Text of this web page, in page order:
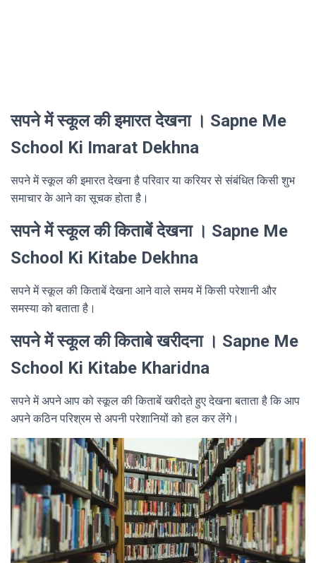
सपने में स्कूल की इमारत देखना । Sapne Me
School Ki Imarat Dekhna
सपने में स्कूल की इमारत देखना है परिवार या करियर से संबंधित किसी शुभ
समाचार के आने का सूचक होता है।
सपने में स्कूल की किताबें देखना । Sapne Me
School Ki Kitabe Dekhna
सपने में स्कूल की किताबें देखना आने वाले समय में किसी परेशानी और
समस्या को बताता है।
सपने में स्कूल की किताबे खरीदना । Sapne Me
School Ki Kitabe Kharidna
सपने में अपने आप को स्कूल की किताबें खरीदते हुए देखना बताता है कि आप
अपने कठिन परिश्रम से अपनी परेशानियों को हल कर लेंगे।